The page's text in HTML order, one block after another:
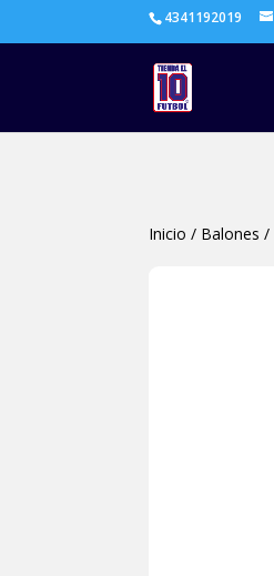
4341192019
Inicio / Balones /